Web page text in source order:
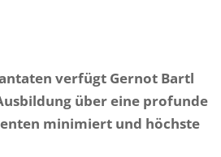
verfügt Gernot Bartl
über eine profunde
minimiert und höchste